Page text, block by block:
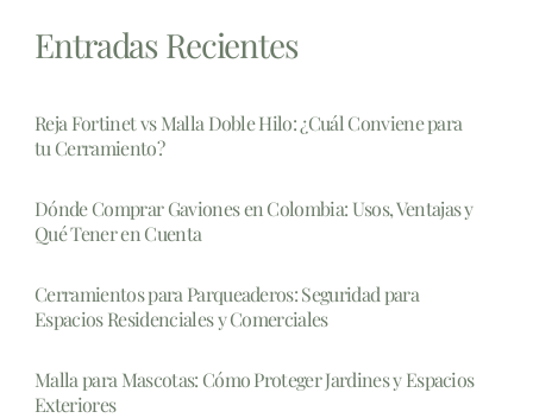
Entradas Recientes
Reja Fortinet vs Malla Doble Hilo: ¿Cuál Conviene para
tu Cerramiento?
Dónde Comprar Gaviones en Colombia: Usos, Ventajas y
Qué Tener en Cuenta
Cerramientos para Parqueaderos: Seguridad para
Espacios Residenciales y Comerciales
Malla para Mascotas: Cómo Proteger Jardines y Espacios
Exteriores